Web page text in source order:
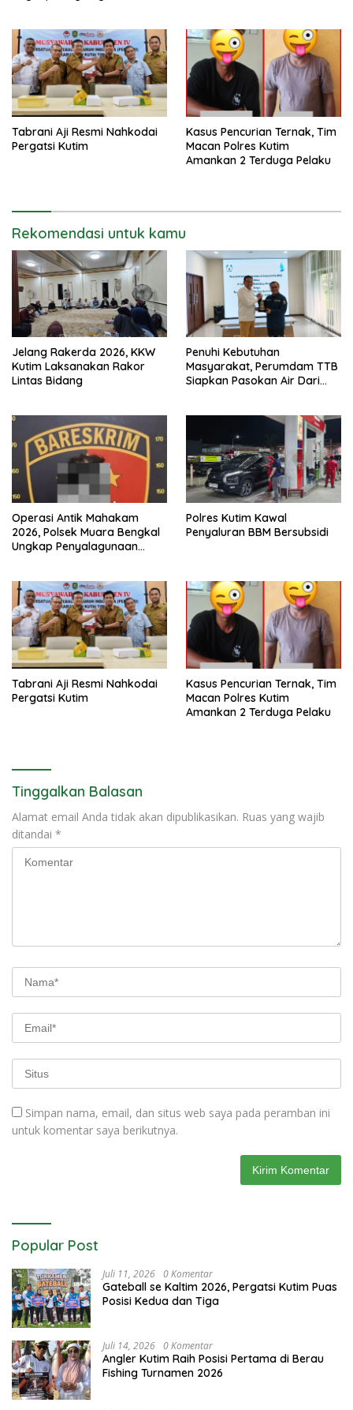
Tabrani Aji Resmi Nahkodai
Pergatsi Kutim
Kasus Pencurian Ternak, Tim
Macan Polres Kutim
Amankan 2 Terduga Pelaku
Rekomendasi untuk kamu
Jelang Rakerda 2026, KKW
Kutim Laksanakan Rakor
Lintas Bidang
Penuhi Kebutuhan
Masyarakat, Perumdam TTB
Siapkan Pasokan Air Dari
Operasi Antik Mahakam
2026, Polsek Muara Bengkal
Ungkap Penyalagunaan
Polres Kutim Kawal
Penyaluran BBM Bersubsidi
Tabrani Aji Resmi Nahkodai
Pergatsi Kutim
Kasus Pencurian Ternak, Tim
Macan Polres Kutim
Amankan 2 Terduga Pelaku
Tinggalkan Balasan
Alamat email Anda tidak akan dipublikasikan. Ruas yang wajib
ditandai *
Simpan nama, email, dan situs web saya pada peramban ini
untuk komentar saya berikutnya.
Popular Post
Juli 11, 2026 0 Komentar
Gateball se Kaltim 2026, Pergatsi Kutim Puas
Posisi Kedua dan Tiga
Juli 14, 2026 0 Komentar
Angler Kutim Raih Posisi Pertama di Berau
Fishing Turnamen 2026